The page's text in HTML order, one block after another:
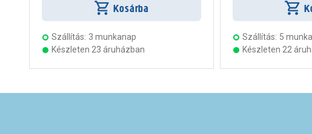
Kosárba
Szállítás: 3 munkanap
Készleten 23 áruházban
Szállítás: 5
Készleten 22